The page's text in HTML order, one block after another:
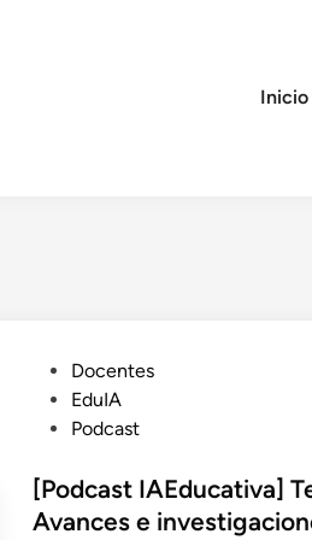
Inicio
i
c
Docentes
EduIA
Podcast
[Podcast IAEducativa]
Avances e